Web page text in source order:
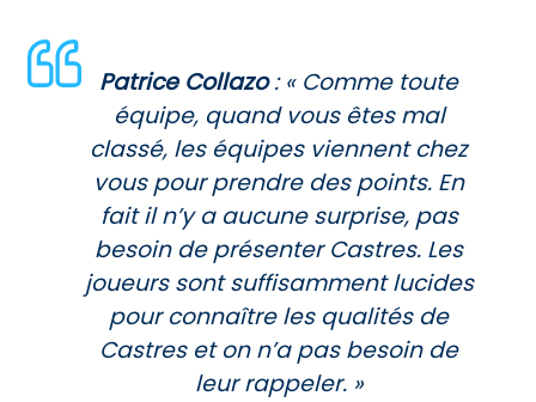
Patrice Collazo: « Comme toute
équipe, quand vous êtes mal
classé, les équipes viennent chez
vous pour prendre des points. En
fait il n’y a aucune surprise, pas
besoin de présenter Castres. Les
joueurs sont suffisamment lucides
pour connaître les qualités de
Castres et on n’a pas besoin de
leur rappeler. »